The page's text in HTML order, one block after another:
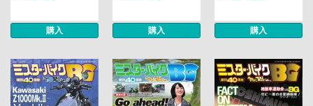
購入 購入 購入